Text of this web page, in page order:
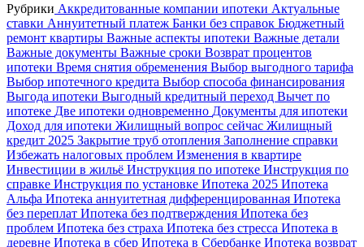
Рубрики Аккредитованные компании ипотеки Актуальные
ставки Аннуитетный платеж Банки без справок Бюджетный
ремонт квартиры Важные аспекты ипотеки Важные детали
Важные документы Важные сроки Возврат процентов
ипотеки Время снятия обременения Выбор выгодного тарифа
Выбор ипотечного кредита Выбор способа финансирования
Выгода ипотеки Выгодный кредитный переход Вычет по
ипотеке Две ипотеки одновременно Документы для ипотеки
Доход для ипотеки Жилищный вопрос сейчас Жилищный
кредит 2025 Закрытие труб отопления Заполнение справки
Избежать налоговых проблем Изменения в квартире
Инвестиции в жильё Инструкция по ипотеке Инструкция по
справке Инструкция по установке Ипотека 2025 Ипотека
Альфа Ипотека аннуитетная дифференцированная Ипотека
без переплат Ипотека без подтверждения Ипотека без
проблем Ипотека без страха Ипотека без стресса Ипотека в
деревне Ипотека в сбер Ипотека в Сбербанке Ипотека возврат